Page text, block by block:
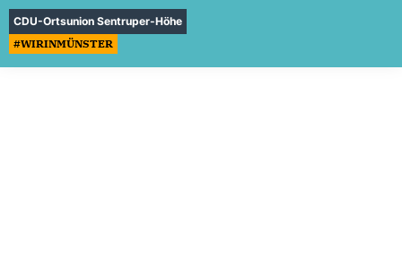
CDU-Ortsunion Sentruper-Höhe
#WIRINMÜNSTER